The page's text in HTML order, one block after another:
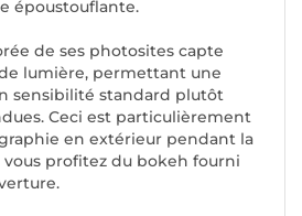
époustouflante.
de ses photosites capte
lumière, permettant une
sensibilité standard plutôt
Ceci est particulièrement
en extérieur pendant la
profitez du bokeh fourni